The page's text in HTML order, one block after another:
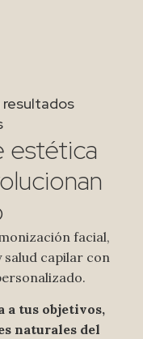
estética
facial,
capilar con
a tus objetivos,
naturales del